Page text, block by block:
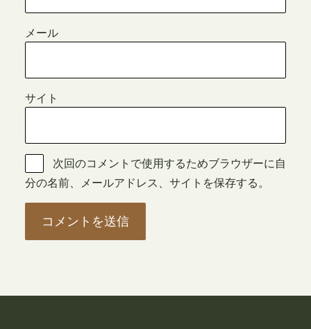
メール
サイト
次回のコメントで使用するためブラウザーに自
分の名前、メールアドレス、サイトを保存する。